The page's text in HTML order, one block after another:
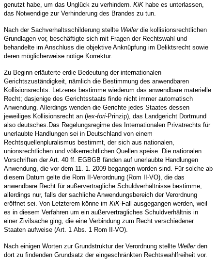
genutzt habe, um das Unglück zu verhindern. KiK habe es unterlassen,
das Notwendige zur Verhinderung des Brandes zu tun.
Nach der Sachverhaltsschilderung stellte Wellerdie kollisionsrechtlichen
Grundlagen vor, beschäftigte sich mit Fragen der Rechtswahl und
behandelte im Anschluss die objektive Anknüpfung im Deliktsrecht sowie
deren möglicherweise nötige Korrektur.
Zu Beginn erläuterte erdie Bedeutung der internationalen
Gerichtszuständigkeit, nämlich die Bestimmung des anwendbaren
Kollisionsrechts. Letzeres bestimme wiederum das anwendbare materielle
Recht; dasjenige des Gerichtsstaats finde nicht immer automatisch
Anwendung. Allerdings wenden die Gerichte jedes Staates dessen
jeweiliges Kollisionsrecht an (lex-fori-Prinzip), das Landgericht Dortmund
also deutsches. Das Regelungsregime des Internationalen Privatrechts für
unerlaubte Handlungen sei in Deutschland von einem
Rechtsquellenpluralismus bestimmt, der sich aus nationalen,
unionsrechtlichen und völkerrechtlichen Quellen speise. Die nationalen
Vorschriften der Art. 40 ff. EGBGB fänden auf unerlaubte Handlungen
Anwendung, die vor dem 11. 1. 2009 begangen worden sind. Für solche ab
diesem Datum gelte die Rom II-Verordnung (Rom II-VO), die das
anwendbare Recht für außervertragliche Schuldverhältnisse bestimme,
allerdings nur, falls der sachliche Anwendungsbereich der Verordnung
eröffnet sei. Von Letzterem könne im KiK-Fall ausgegangen werden, weil
es in diesem Verfahren um ein außervertragliches Schuldverhältnis in
einer Zivilsache ging, die eine Verbindung zum Recht verschiedener
Staaten aufweise (Art. 1 Abs. 1 Rom II-VO).
Nach einigen Worten zur Grundstruktur der Verordnung stellte Wellerden
dort zu findenden Grundsatz der eingeschränkten Rechtswahlfreiheit vor.